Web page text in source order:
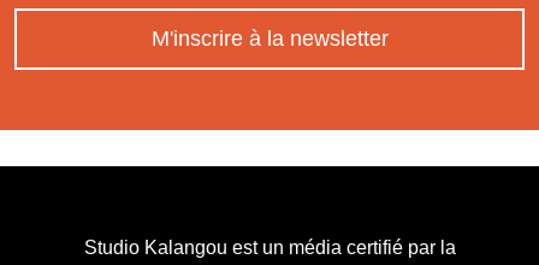
M'inscrire à la newsletter
Studio Kalangou est un média certifié par la